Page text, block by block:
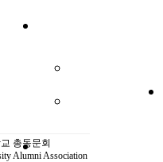
총동문회
Alumni Association